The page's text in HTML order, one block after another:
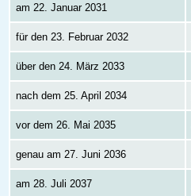
am 22. Januar 2031
für den 23. Februar 2032
über den 24. März 2033
nach dem 25. April 2034
vor dem 26. Mai 2035
genau am 27. Juni 2036
am 28. Juli 2037